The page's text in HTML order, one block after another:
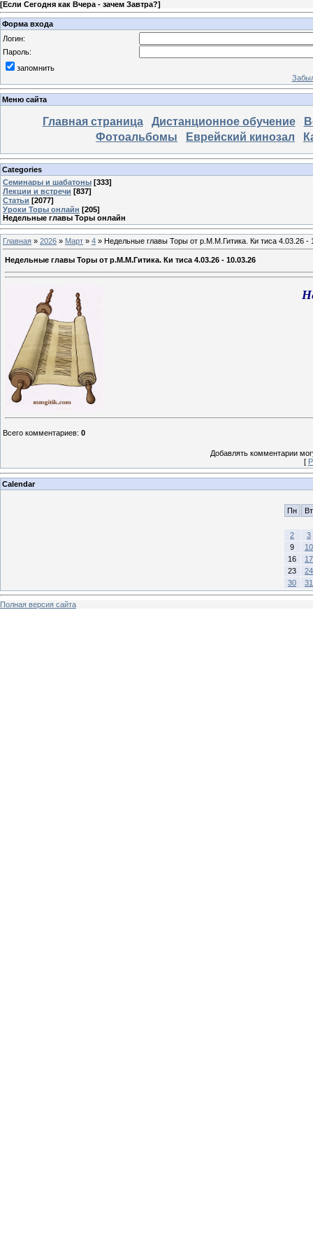
[Если Сегодня как Вчера - зачем Завтра?]
Форма входа
Логин:
Пароль:
запомнить
Меню сайта
Главная страница Дистанционное обучение
Фотоальбомы
Еврейский кинозал
Categories
Семинары и шабатоны [333]
Лекции и встречи [837]
Статьи [2077]
Уроки Торы онлайн [205]
Недельные главы Торы онлайн
Главная » 2026 » Март » 4 » Недельные главы Торы от р.М.М.Гитика. Ки тиса 4.03.26 -
Недельные главы Торы от р.М.М.Гитика. Ки тиса 4.03.26 - 10.03.26
Всего комментариев: 0
Добавлять комментарии
[
Calendar
Пн Вт
2
3
9
10
16
17
23
24
30
31
Полная версия сайта